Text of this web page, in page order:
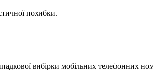
похибки.
вибірки мобільних телефонних